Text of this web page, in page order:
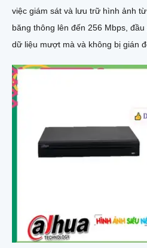
việc giám sát và lưu trữ hình ảnh từ
băng thông lên đến 256 Mbps,
dữ liệu mượt mà và không bị gián